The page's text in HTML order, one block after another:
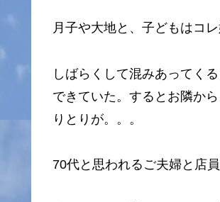
月子や大地と、子どもはコ
しばらくして混みあってく
できていた。するとお隣か
りとりが。。。
70代と思われるご夫婦と店員